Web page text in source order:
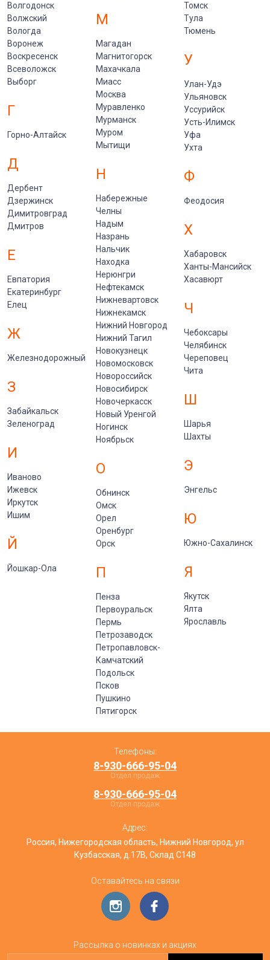
Волгодонск
Волжский
Вологда
Воронеж
Воскресенск
Всеволожск
Выборг
Г
Горно-Алтайск
Д
Дербент
Дзержинск
Димитровград
Дмитров
Е
Евпатория
Екатеринбург
Елец
Ж
Железнодорожный
З
Забайкальск
Зеленоград
И
Иваново
Ижевск
Иркутск
Ишим
Й
Йошкар-Ола
М
Магадан
Магнитогорск
Махачкала
Миасс
Москва
Муравленко
Мурманск
Муром
Мытищи
Н
Набережные
Челны
Надым
Назрань
Нальчик
Находка
Нерюнгри
Нефтекамск
Нижневартовск
Нижнекамск
Нижний Новгород
Нижний Тагил
Новокузнецк
Новомосковск
Новороссийск
Новосибирск
Новочеркасск
Новый Уренгой
Ногинск
Ноябрьск
О
Обнинск
Омск
Орел
Оренбург
Орск
П
Пенза
Первоуральск
Пермь
Петрозаводск
Петропавловск-
Камчатский
Подольск
Псков
Пушкино
Пятигорск
Томск
Тула
Тюмень
У
Улан-Удэ
Ульяновск
Уссурийск
Усть-Илимск
Уфа
Ухта
Ф
Феодосия
Х
Хабаровск
Ханты-Мансийск
Хасавюрт
Ч
Чебоксары
Челябинск
Череповец
Чита
Ш
Шарья
Шахты
Э
Энгельс
Ю
Южно-Сахалинск
Я
Якутск
Ялта
Ярославль
Телефоны:
8-930-666-95-04
Отдел продаж
8-930-666-95-04
Отдел продаж
Адрес:
Россия, Нижегородская область, Нижний Новгород, ул
Кузбасская, д.17В, Склад С148
Оставайтесь на связи
Рассылка о новинках и акциях